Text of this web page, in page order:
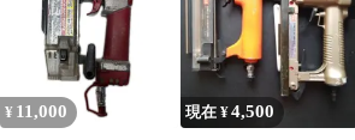
¥ 11,000 現在 ¥4,500